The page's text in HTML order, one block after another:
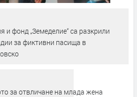
и фонд „Земеделие“ са разкрили
за фиктивни пасища в
за отвличане на млада жена